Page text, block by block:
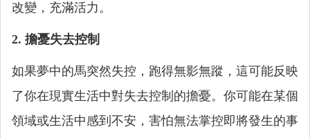
改變，充滿活力。
2. 擔憂失去控制
如果夢中的馬突然失控，跑得無影無蹤，這可能反映
了你在現實生活中對失去控制的擔憂。你可能在某個
領域或生活中感到不安，害怕無法掌控即將發生的事